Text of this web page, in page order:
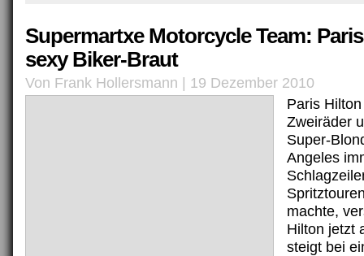
Supermartxe Motorcycle Team:
sexy Biker-Braut
Von Frank Hollersmann | 19 Dezember 2010
Paris
Zweiräder
Super-
Angeles
machte,
Hilton jetzt
steigt bei